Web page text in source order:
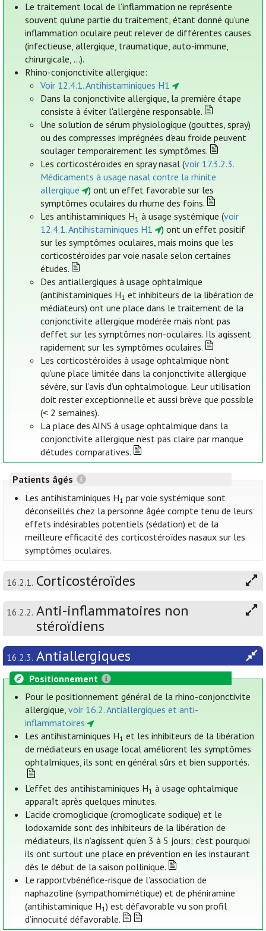
Le traitement local de l’inflammation ne représente
souvent qu’une partie du traitement, étant donné qu’une
inflammation oculaire peut relever de différentes causes
(infectieuse, allergique, traumatique, auto-immune,
chirurgicale, ...).
Rhino-conjonctivite allergique:
Voir 12.4.1. Antihistaminiques H1
Dans la conjonctivite allergique, la première étape
consiste à éviter l'allergène responsable.
Une solution de sérum physiologique (gouttes, spray)
ou des compresses imprégnées d’eau froide peuvent
soulager temporairement les symptômes.
Les corticostéroïdes en spray nasal (voir 17.3.2.3.
Médicaments à usage nasal contre la rhinite
allergique
) ont un effet favorable sur les
symptômes oculaires du rhume des foins.
Les antihistaminiques H1 à usage systémique (voir
12.4.1. Antihistaminiques H1
) ont un effet positif
sur les symptômes oculaires, mais moins que les
corticostéroïdes par voie nasale selon certaines
études.
Des antiallergiques à usage ophtalmique
(antihistaminiques H1 et inhibiteurs de la libération de
médiateurs) ont une place dans le traitement de la
conjonctivite allergique modérée mais n’ont pas
d’effet sur les symptômes non-oculaires. Ils agissent
rapidement sur les symptômes oculaires.
Les corticostéroïdes à usage ophtalmique n’ont
qu’une place limitée dans la conjonctivite allergique
sévère, sur l’avis d’un ophtalmologue. Leur utilisation
doit rester exceptionnelle et aussi brève que possible
(˂ 2 semaines).
La place des AINS à usage ophtalmique dans la
conjonctivite allergique n’est pas claire par manque
d’études comparatives.
Patients âgés
Les antihistaminiques H1 par voie systémique sont
déconseillés chez la personne âgée compte tenu de leurs
effets indésirables potentiels (sédation) et de la
meilleure efficacité des corticostéroïdes nasaux sur les
symptômes oculaires.
16.2.1. Corticostéroïdes
16.2.2. Anti-inflammatoires non
stéroïdiens
16.2.3. Antiallergiques
Positionnement
Pour le positionnement général de la rhino-conjonctivite
allergique,voir 16.2. Antiallergiques et anti-
inflammatoires
Les antihistaminiques H1 et les inhibiteurs de la libération
de médiateurs en usage local améliorent les symptômes
ophtalmiques, ils sont en général sûrs et bien supportés.
L’effet des antihistaminiques H1 à usage ophtalmique
apparaît après quelques minutes.
L’acide cromoglicique (cromoglicate sodique) et le
lodoxamide sont des inhibiteurs de la libération de
médiateurs, ils n’agissent qu’en 3 à 5 jours; c’est pourquoi
ils ont surtout une place en prévention en les instaurant
dès le début de la saison pollinique.
Le rapportvbénéfice-risque de l’association de
naphazoline (sympathomimétique) et de phéniramine
(antihistaminique H1) est défavorable vu son profil
d’innocuité défavorable.